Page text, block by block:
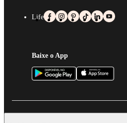
Life
Baixe o App